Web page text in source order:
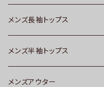
メンズ長袖トップス
メンズ半袖トップス
メンズアウター